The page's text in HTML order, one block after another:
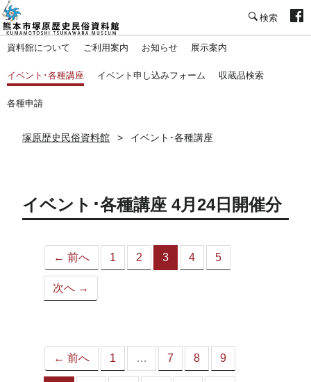
資料館について ご利用案内 お知らせ 展示案内
イベント･各種講座 イベント申し込みフォーム 収蔵品検索
各種申請
塚原歴史民俗資料館 イベント･各種講座
イベント･各種講座 4月24日開催分
← 前へ 1 2 3
（こ
4 5
次へ →
← 前へ 1 … 7 8 9